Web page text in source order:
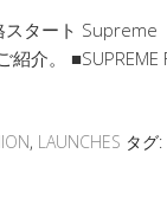
スタート
介。 ■SUPREME
, LAUNCHES タグ: